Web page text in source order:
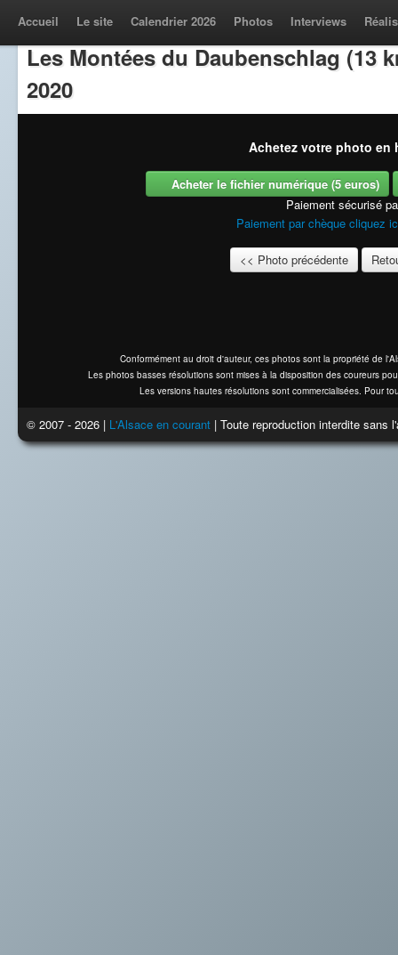
Accueil Le site Calendrier 2026 Photos Interviews
Les Montées du Daubenschlag (13
2020
Achetez votre photo en
Acheter le fichier numérique (5 euros)
Paiement sécurisé
Paiement par chèque cliquez
<< Photo précédente
Conformément au droit d'auteur, ces photos sont la propriété de
Les photos basses résolutions sont mises à la disposition des coureurs
Les versions hautes résolutions sont commercialisées. Pour
© 2007 - 2026 | L'Alsace en courant | Toute reproduction interdite sans